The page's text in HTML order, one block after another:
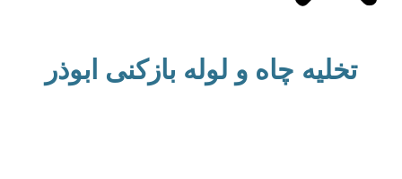
تخلیه چاه و لوله بازکنی ابوذر